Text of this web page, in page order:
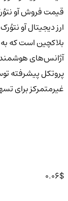
قیمت فروش آو
بلاکچین است که
آژانس‌های هوشمند
پروتکل پیشرفته
غیرمتمرکز برای
0.06$